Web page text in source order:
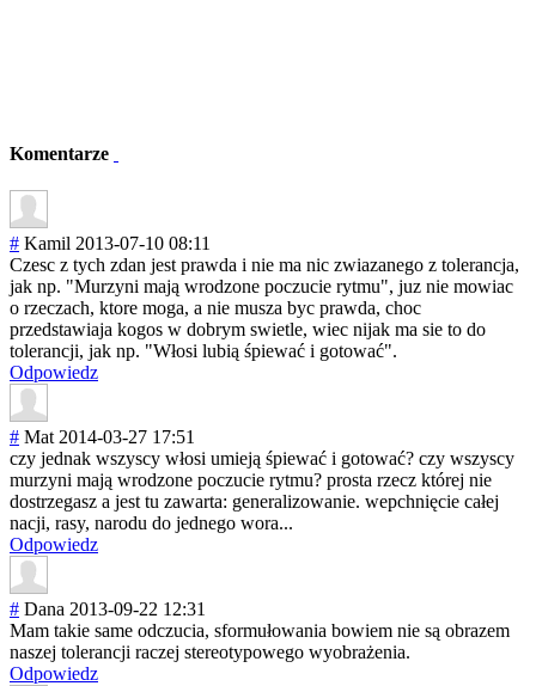
Komentarze
# Kamil 2013-07-10 08:11
Czesc z tych zdan jest prawda i nie ma nic zwiazanego z tolerancja,
jak np. "Murzyni mają wrodzone poczucie rytmu", juz nie mowiac
o rzeczach, ktore moga, a nie musza byc prawda, choc
przedstawiaja kogos w dobrym swietle, wiec nijak ma sie to do
tolerancji, jak np. "Włosi lubią śpiewać i gotować".
Odpowiedz
# Mat 2014-03-27 17:51
czy jednak wszyscy włosi umieją śpiewać i gotować? czy wszyscy
murzyni mają wrodzone poczucie rytmu? prosta rzecz której nie
dostrzegasz a jest tu zawarta: generalizowanie. wepchnięcie całej
nacji, rasy, narodu do jednego wora...
Odpowiedz
# Dana 2013-09-22 12:31
Mam takie same odczucia, sformułowania bowiem nie są obrazem
naszej tolerancji raczej stereotypowego wyobrażenia.
Odpowiedz